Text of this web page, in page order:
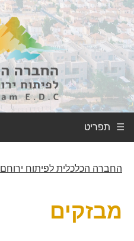
☰
החברה הכלכלית לפיתוח ירוחם
מבזקים